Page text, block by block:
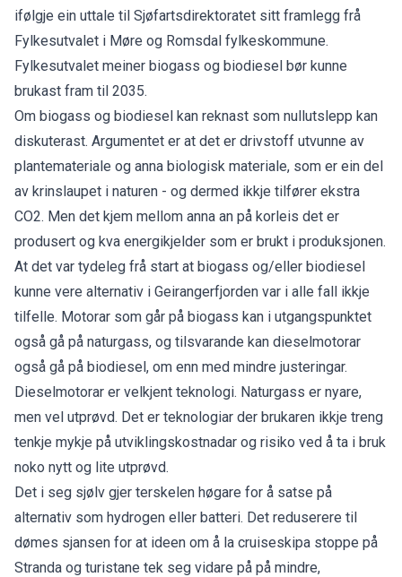
ifølgje ein uttale til Sjøfartsdirektoratet sitt framlegg frå
Fylkesutvalet i Møre og Romsdal fylkeskommune.
Fylkesutvalet meiner biogass og biodiesel bør kunne
brukast fram til 2035.
Om biogass og biodiesel kan reknast som nullutslepp kan
diskuterast. Argumentet er at det er drivstoff utvunne av
plantemateriale og anna biologisk materiale, som er ein del
av krinslaupet i naturen - og dermed ikkje tilfører ekstra
CO2. Men det kjem mellom anna an på korleis det er
produsert og kva energikjelder som er brukt i produksjonen.
At det var tydeleg frå start at biogass og/eller biodiesel
kunne vere alternativ i Geirangerfjorden var i alle fall ikkje
tilfelle. Motorar som går på biogass kan i utgangspunktet
også gå på naturgass, og tilsvarande kan dieselmotorar
også gå på biodiesel, om enn med mindre justeringar.
Dieselmotorar er velkjent teknologi. Naturgass er nyare,
men vel utprøvd. Det er teknologiar der brukaren ikkje treng
tenkje mykje på utviklingskostnadar og risiko ved å ta i bruk
noko nytt og lite utprøvd.
Det i seg sjølv gjer terskelen høgare for å satse på
alternativ som hydrogen eller batteri. Det reduserere til
dømes sjansen for at ideen om å la cruiseskipa stoppe på
Stranda og turistane tek seg vidare på på mindre,